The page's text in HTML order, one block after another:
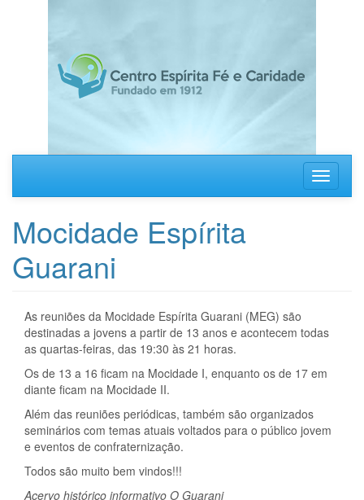
Toggle
Mocidade Espírita
Guarani
As reuniões da Mocidade Espírita Guarani (MEG) são
destinadas a jovens a partir de 13 anos e acontecem todas
as quartas-feiras, das 19:30 às 21 horas.
Os de 13 a 16 ficam na Mocidade I, enquanto os de 17 em
diante ficam na Mocidade II.
Além das reuniões periódicas, também são organizados
seminários com temas atuais voltados para o público jovem
e eventos de confraternização.
Todos são muito bem vindos!!!
Acervo histórico informativo O Guarani